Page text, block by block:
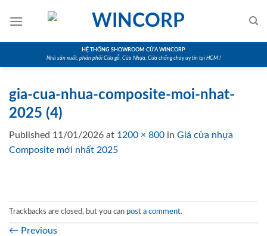
HỆ THỐNG SHOWROOM CỬA WINCORP
Nhà sản xuất, phân phối Cửa gỗ, Cửa Nhựa, Cửa chống cháy uy tín tại HCM !
gia-cua-nhua-composite-moi-nhat-
2025 (4)
Published 11/01/2026 at 1200 × 800 in Giá cửa nhựa
Composite mới nhất 2025
Trackbacks are closed, but you can post a comment.
← Previous